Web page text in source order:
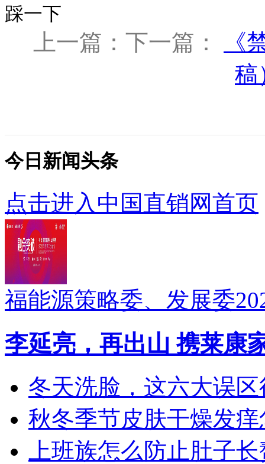
踩一下
上一篇：下一篇：
《
稿
今日新闻头条
点击进入中国直销网首页
福能源策略委、发展委
李延亮，再出山 携莱康
冬天洗脸，这六大误
秋冬季节皮肤干燥发痒
上班族怎么防止肚子